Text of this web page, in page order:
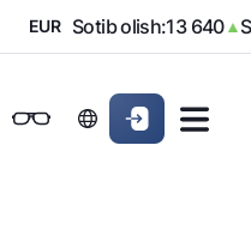
EUR Sotib olish:13 640▲